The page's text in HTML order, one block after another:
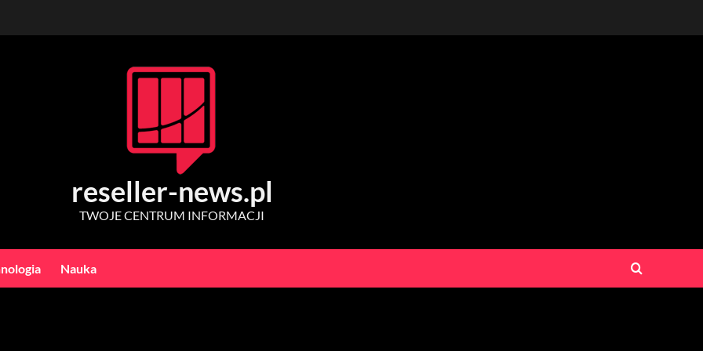
reseller-news.pl
TWOJE CENTRUM INFORMACJI
Nauka